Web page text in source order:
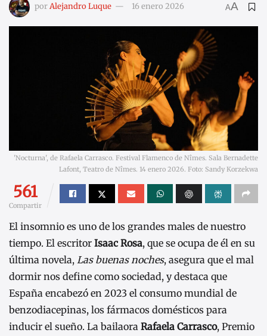
porAlejandro Luque 16 enero 2026 AA
'Nocturna', de Rafaela Carrasco. Festival Flamenco de Nîmes. Sala Bernadette
Lafont, Teatro de Nîmes. 14 enero 2026. Foto: Sandy Korzekwa
561
Compartir
El insomnio es uno de los grandes males de nuestro
tiempo. El escritor Isaac Rosa, que se ocupa de él en su
última novela, Las buenas noches, asegura que el mal
dormir nos define como sociedad, y destaca que
España encabezó en 2023 el consumo mundial de
benzodiacepinas, los fármacos domésticos para
inducir el sueño. La bailaora Rafaela Carrasco, Premio